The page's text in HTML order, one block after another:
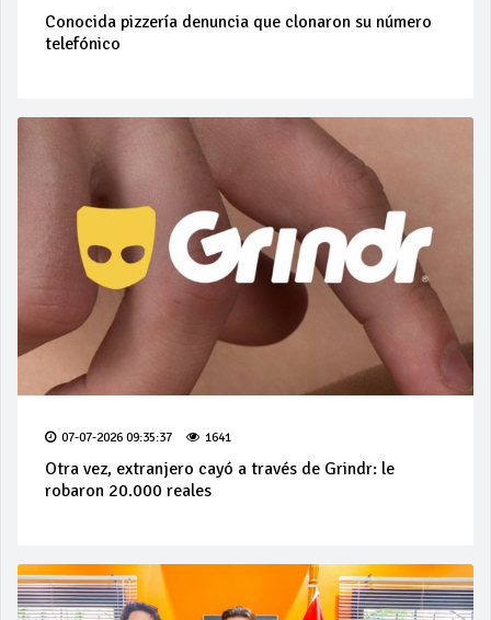
Conocida pizzería denuncia que clonaron su número
telefónico
07-07-2026 09:35:37 1641
Otra vez, extranjero cayó a través de Grindr: le
robaron 20.000 reales